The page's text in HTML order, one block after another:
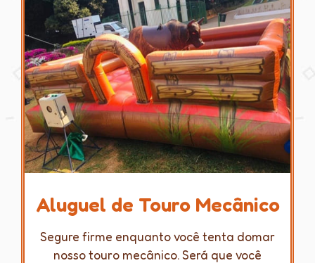
Aluguel de Touro Mecânico
Segure firme enquanto você tenta domar
nosso touro mecânico. Será que você